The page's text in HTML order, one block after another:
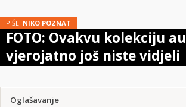
PIŠE: NIKO POZNAT
FOTO: Ovakvu kolekciju
vjerojatno još niste vidjeli
Oglašavanje